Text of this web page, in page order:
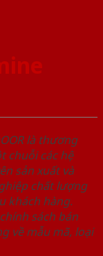
là thương
chuỗi các hệ
sản xuất và
chất lượng
khách hàng.
sách bán
về mẫu mã, loại